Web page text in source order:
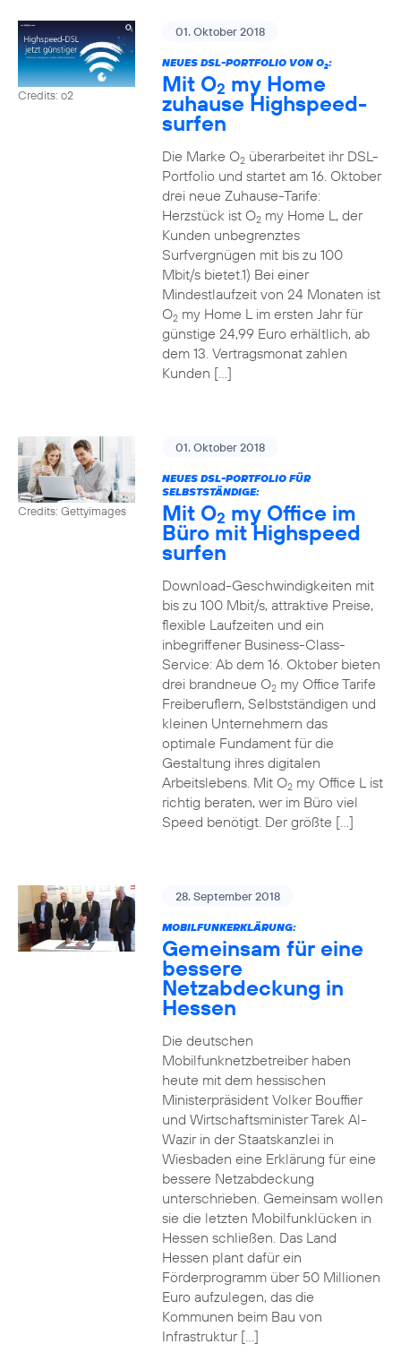
Credits: o2
01. Oktober 2018
NEUES DSL-PORTFOLIO VON O2:
Mit O2 my Home
zuhause Highspeed-
surfen
Die Marke O2überarbeitet ihr DSL-
Portfolio und startet am 16. Oktober
drei neue Zuhause-Tarife:
Herzstück ist O2my Home L, der
Kunden unbegrenztes
Surfvergnügen mit bis zu 100
Mbit/s bietet.1) Bei einer
Mindestlaufzeit von 24 Monaten ist
O2my Home L im ersten Jahr für
günstige 24,99 Euro erhältlich, ab
dem 13. Vertragsmonat zahlen
Kunden […]
Credits: Gettyimages
01. Oktober 2018
NEUES DSL-PORTFOLIO FÜR
SELBSTSTÄNDIGE:
Mit O2 my Office im
Büro mit Highspeed
surfen
Download-Geschwindigkeiten mit
bis zu 100 Mbit/s, attraktive Preise,
flexible Laufzeiten und ein
inbegriffener Business-Class-
Service: Ab dem 16. Oktober bieten
drei brandneue O2my Office Tarife
Freiberuflern, Selbstständigen und
kleinen Unternehmern das
optimale Fundament für die
Gestaltung ihres digitalen
Arbeitslebens. Mit O2my Office L ist
richtig beraten, wer im Büro viel
Speed benötigt. Der größte […]
28. September 2018
MOBILFUNKERKLÄRUNG:
Gemeinsam für eine
bessere
Netzabdeckung in
Hessen
Die deutschen
Mobilfunknetzbetreiber haben
heute mit dem hessischen
Ministerpräsident Volker Bouffier
und Wirtschaftsminister Tarek Al-
Wazir in der Staatskanzlei in
Wiesbaden eine Erklärung für eine
bessere Netzabdeckung
unterschrieben. Gemeinsam wollen
sie die letzten Mobilfunklücken in
Hessen schließen. Das Land
Hessen plant dafür ein
Förderprogramm über 50 Millionen
Euro aufzulegen, das die
Kommunen beim Bau von
Infrastruktur […]